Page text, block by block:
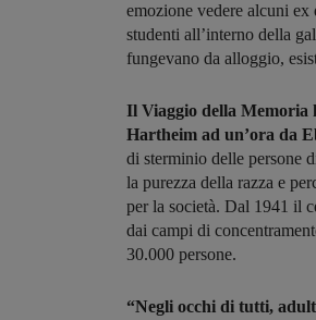
emozione vedere alcuni
studenti all’interno della
fungevano da alloggio,
Il Viaggio della Memoria
Hartheim ad un’ora da
di sterminio delle persone
la purezza della razza e
per la società. Dal 1941 il
dai campi di
30.000 persone.
“Negli occhi di tutti,